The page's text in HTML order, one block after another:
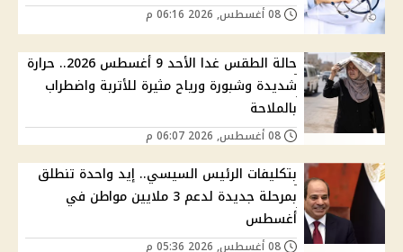
حالة الطقس غدا الأحد 9 أغسطس 2026.. حرارة
شديدة وشبورة ورياح مثيرة للأتربة واضطراب
بالملاحة
بتكليفات الرئيس السيسي.. إيد واحدة تنطلق
بمرحلة جديدة لدعم 3 ملايين مواطن في
أغسطس